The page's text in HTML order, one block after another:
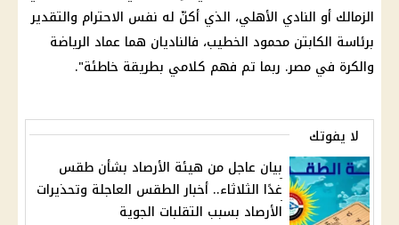
الزمالك أو النادي الأهلي، الذي أكنّ له نفس الاحترام والتقدير
برئاسة الكابتن محمود الخطيب، فالناديان هما عماد الرياضة
والكرة في مصر. ربما تم فهم كلامي بطريقة خاطئة".
لا يفوتك
بيان عاجل من هيئة الأرصاد بشأن طقس
غدًا الثلاثاء.. أخبار الطقس العاجلة وتحذيرات
الأرصاد بسبب التقلبات الجوية